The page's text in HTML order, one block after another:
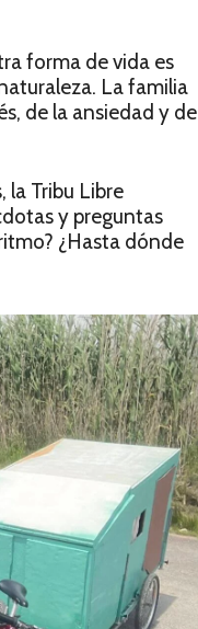
forma de vida es
La familia
de la ansiedad y de
la Tribu Libre
y preguntas
¿Hasta dónde